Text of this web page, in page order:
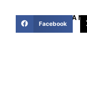
COMPARTIR ESTA
Facebook